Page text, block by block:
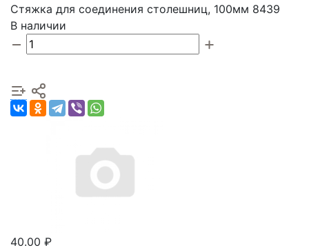
Стяжка для соединения столешниц, 100мм 8439
В наличии
40.00 ₽